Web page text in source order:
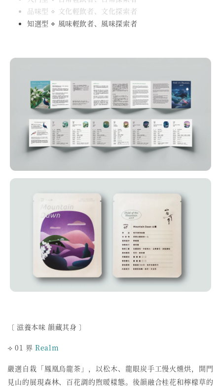
品味型 ⋄ 文化輕飲者、文化探索者
知選型 ⋄ 風味輕飲者、風味探索者
〔 滋養本味 韻藏其身 〕
⟢ 01 界Realm
嚴選自栽「鳳凰烏龍茶」，以松木、龍眼炭手工慢火燻烘， 開門
見山的展現森林、百花調的煦暖樣態。 後韻融合桂花和檸檬草的